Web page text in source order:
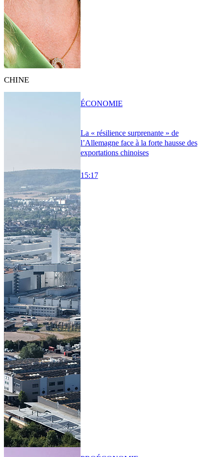
CHINE
La « résilience surprenante » de
l’Allemagne face à la forte hausse des
exportations chinoises
15:17
ÉCONOMIE